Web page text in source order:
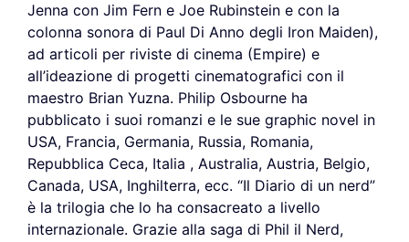
Jenna con Jim Fern e Joe Rubinstein e con la
colonna sonora di Paul Di Anno degli Iron Maiden),
ad articoli per riviste di cinema (Empire) e
all’ideazione di progetti cinematografici con il
maestro Brian Yuzna. Philip Osbourne ha
pubblicato i suoi romanzi e le sue graphic novel in
USA, Francia, Germania, Russia, Romania,
Repubblica Ceca, Italia , Australia, Austria, Belgio,
Canada, USA, Inghilterra, ecc. “Il Diario di un nerd”
è la trilogia che lo ha consacreato a livello
internazionale. Grazie alla saga di Phil il Nerd,